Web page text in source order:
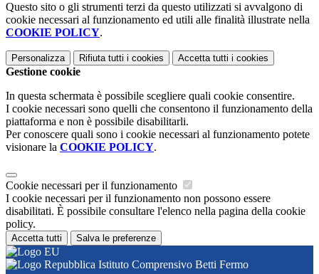
Questo sito o gli strumenti terzi da questo utilizzati si avvalgono di
cookie necessari al funzionamento ed utili alle finalità illustrate nella
COOKIE POLICY.
Personalizza Rifiuta tutti i cookies Accetta tutti i cookies
Gestione cookie
In questa schermata è possibile scegliere quali cookie consentire.
I cookie necessari sono quelli che consentono il funzionamento della
piattaforma e non è possibile disabilitarli.
Per conoscere quali sono i cookie necessari al funzionamento potete
visionare la COOKIE POLICY.
Cookie necessari per il funzionamento
I cookie necessari per il funzionamento non possono essere
disabilitati. È possibile consultare l'elenco nella pagina della cookie
policy.
Accetta tutti Salva le preferenze
Istituto Comprensivo Betti Fermo